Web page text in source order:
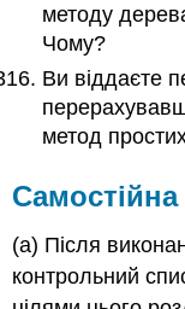
методу
Чому?
Ви віддаєте
метод
Самостійна
(а) Після
контрольний